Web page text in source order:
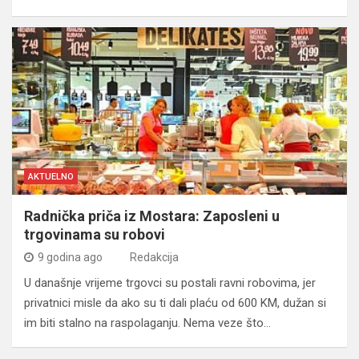
AKTUELNO
Radnička priča iz Mostara: Zaposleni u
trgovinama su robovi
9 godina ago Redakcija
U današnje vrijeme trgovci su postali ravni robovima, jer
privatnici misle da ako su ti dali plaću od 600 KM, dužan si
im biti stalno na raspolaganju. Nema veze što…